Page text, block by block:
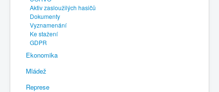
Aktiv zasloužilých hasičů
Dokumenty
Vyznamenání
Ke stažení
GDPR
Ekonomika
Mládež
Represe